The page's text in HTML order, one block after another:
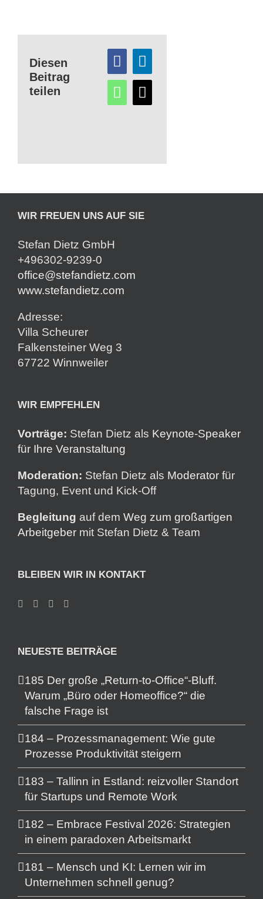
Diesen
Beitrag
teilen
WIR FREUEN UNS AUF SIE
Stefan Dietz GmbH
+496302-9239-0
office@stefandietz.com
www.stefandietz.com
Adresse:
Villa Scheurer
Falkensteiner Weg 3
67722 Winnweiler
WIR EMPFEHLEN
Vorträge: Stefan Dietz als Keynote-Speaker
für Ihre Veranstaltung
Moderation: Stefan Dietz als Moderator für
Tagung, Event und Kick-Off
Begleitung auf dem Weg zum großartigen
Arbeitgeber mit Stefan Dietz & Team
BLEIBEN WIR IN KONTAKT
NEUESTE BEITRÄGE
185 Der große „Return-to-Office“-Bluff.
Warum „Büro oder Homeoffice?“ die
falsche Frage ist
184 – Prozessmanagement: Wie gute
Prozesse Produktivität steigern
183 – Tallinn in Estland: reizvoller Standort
für Startups und Remote Work
182 – Embrace Festival 2026: Strategien
in einem paradoxen Arbeitsmarkt
181 – Mensch und KI: Lernen wir im
Unternehmen schnell genug?